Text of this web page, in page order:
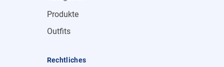
Produkte
Outfits
Rechtliches